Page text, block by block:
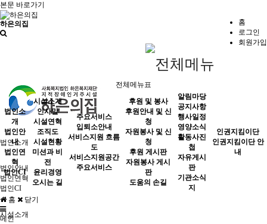
본문 바로가기
홈
로그인
회원가입
하은의집
법인소개
법인안내
법인연혁
법인CI
시설소개
전체메뉴표
법인소
개
법인안
내
법인연
혁
법인CI
시설소개
인사말
시설연혁
조직도
시설현황
미션과 비
전
윤리경영
오시는 길
주요서비스
입퇴소안내
서비스지원 흐름
도
서비스지원공간
주요서비스
후원 및 봉사
후원안내 및 신
청
자원봉사 및 신
청
후원 게시판
자원봉사 게시
판
도움의 손길
알림마당
공지사항
행사일정
영양소식
활동사진
첩
자유게시
판
기관소식
지
인권지킴이단
인권지킴이단 안
내
홈 닫기
메인